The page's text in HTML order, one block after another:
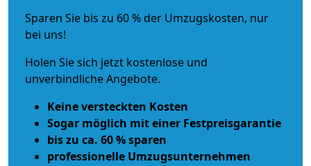
Sparen Sie bis zu 60 % der Umzugskosten, nur
bei uns!
Holen Sie sich jetzt kostenlose und
unverbindliche Angebote.
Keine versteckten Kosten
Sogar möglich mit einer Festpreisgarantie
bis zu ca. 60 % sparen
professionelle Umzugsunternehmen